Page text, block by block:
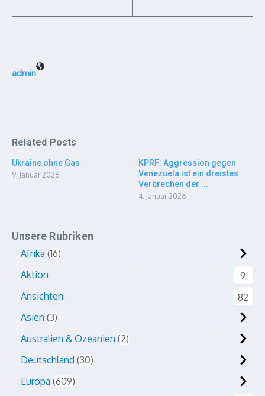
admin
Related Posts
Ukraine ohne Gas
9. Januar 2026
KPRF: Aggression gegen
Venezuela ist ein dreistes
Verbrechen der ...
4. Januar 2026
Unsere Rubriken
Afrika 16
Aktion
9
Ansichten
82
Asien 3
Australien & Ozeanien 2
Deutschland 30
Europa 609